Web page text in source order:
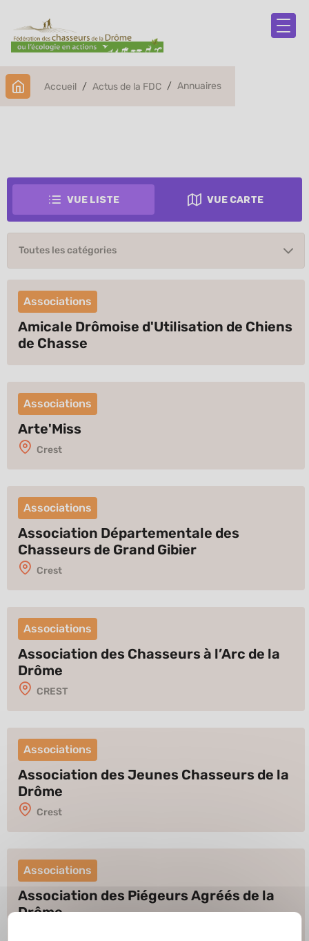
Accueil Actus de la FDC Annuaires
Vue liste Vue carte
Associations
Amicale Drômoise d'Utilisation de Chiens
de Chasse
Associations
Arte'Miss
Crest
Associations
Association Départementale des
Chasseurs de Grand Gibier
Crest
Associations
Association des Chasseurs à l’Arc de la
Drôme
CREST
Associations
Association des Jeunes Chasseurs de la
Drôme
Crest
Associations
Association des Piégeurs Agréés de la
Drôme